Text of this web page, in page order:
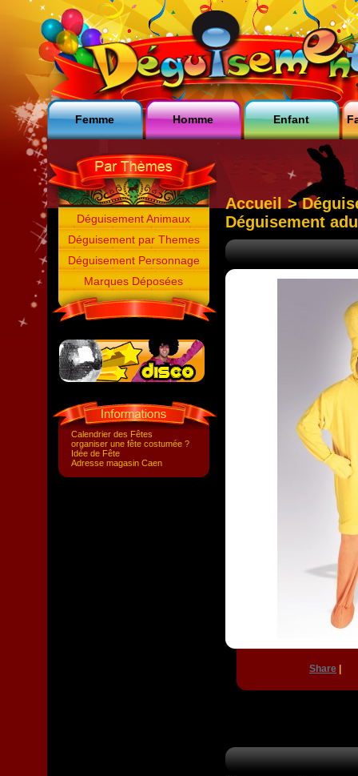
Femme Homme Enfant
Déguisement Animaux
Déguisement par Themes
Déguisement Personnage
Marques Déposées
Calendrier des Fêtes
organiser une fête costumée ?
Idée de Fête
Adresse magasin Caen
Accueil >
Déguisement
Share